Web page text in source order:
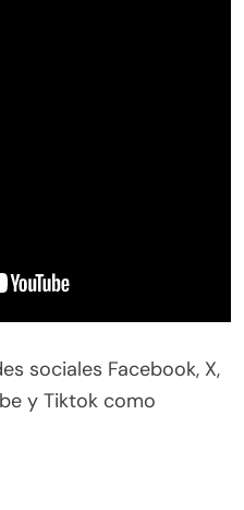
sociales Facebook, X,
y Tiktok como